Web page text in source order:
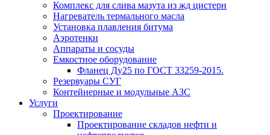
Комплекс для слива мазута из жд цистерн
Нагреватель термального масла
Установка плавления битума
Аэротенки
Аппараты и сосуды
Емкостное оборудование
Фланец Ду25 по ГОСТ 33259-2015.
Резервуары СУГ
Контейнерные и модульные АЗС
Услуги
Проектирование
Проектирование складов нефти и